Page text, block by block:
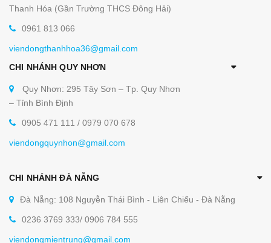
Thanh Hóa (Gần Trường THCS Đông Hải)
0961 813 066
viendongthanhhoa36@gmail.com
CHI NHÁNH QUY NHƠN
Quy Nhơn: 295 Tây Sơn – Tp. Quy Nhơn
– Tỉnh Bình Định
0905 471 111 / 0979 070 678
viendongquynhon@gmail.com
CHI NHÁNH ĐÀ NẴNG
Đà Nẵng: 108 Nguyễn Thái Bình - Liên Chiểu - Đà Nẵng
0236 3769 333/ 0906 784 555
viendongmientrung@gmail.com